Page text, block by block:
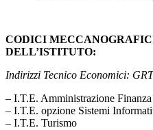
CODICI
DELL’ISTITUTO:
Indirizzi Tecnico Economici:
– I.T.E. Amministrazione
– I.T.E. opzione Sistemi
– I.T.E. Turismo